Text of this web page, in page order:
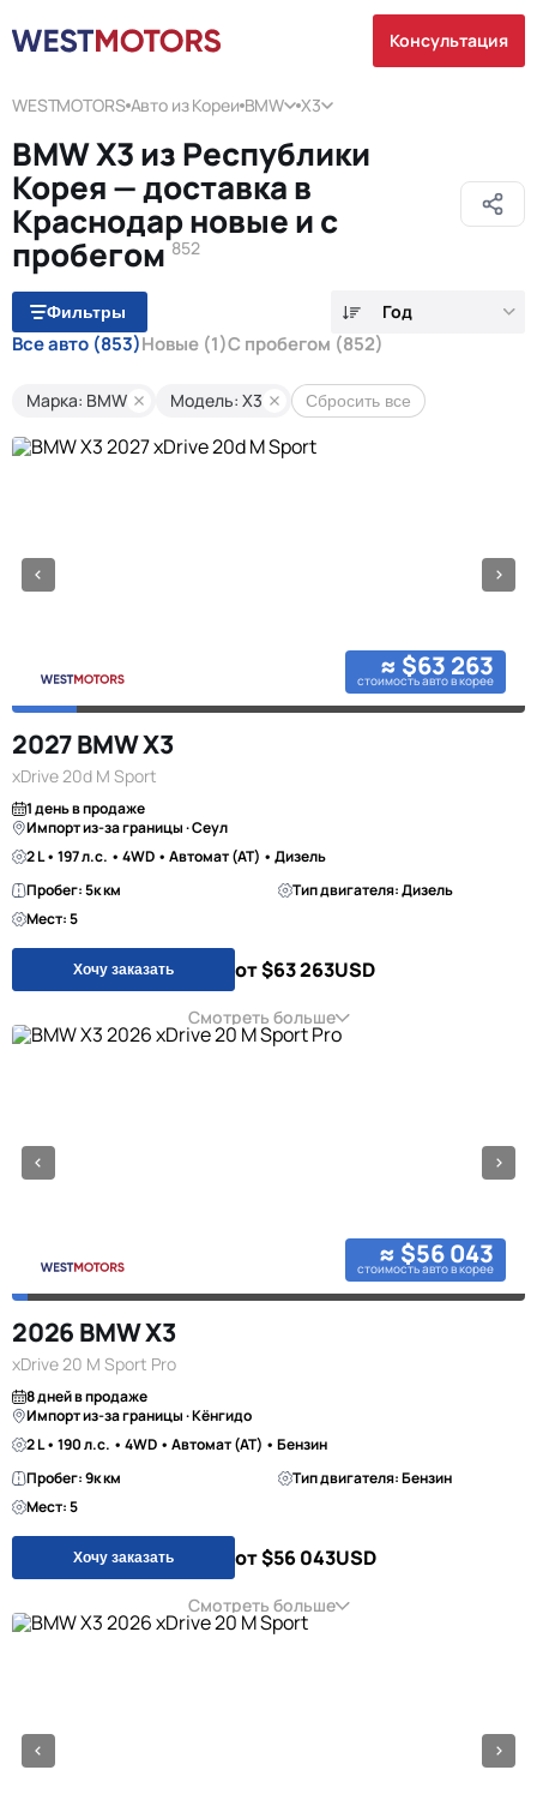
Консультация
WESTMOTORS Авто из Кореи BMW X3
BMW X3 из Республики
Корея — доставка в
Краснодар новые и с
пробегом852
Фильтры Год
Все авто (853)Новые (1)С пробегом (852)
Марка: BMW Модель: X3 Сбросить все
≈ $63 263
стоимость авто в корее
2027 BMW X3
xDrive 20d M Sport
1 день в продаже
Импорт из-за границы · Сеул
2 L • 197 л.с. • 4WD • Автомат (AT) • Дизель
Пробег: 5к км
Тип двигателя: Дизель
Мест: 5
Хочу заказать от $63 263USD
Смотреть больше
≈ $56 043
стоимость авто в корее
2026 BMW X3
xDrive 20 M Sport Pro
8 дней в продаже
Импорт из-за границы · Кёнгидо
2 L • 190 л.с. • 4WD • Автомат (AT) • Бензин
Пробег: 9к км
Тип двигателя: Бензин
Мест: 5
Хочу заказать от $56 043USD
Смотреть больше